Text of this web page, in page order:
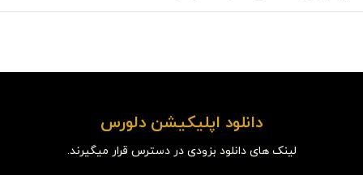
دانلود اپلیکیشن دلورس
لینک های دانلود بزودی در دسترس قرار میگیرند.